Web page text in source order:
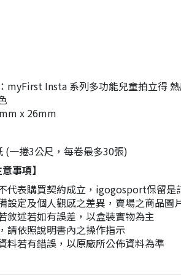
myFirst Insta 系列多功能兒童拍立得
x 26mm
(一捲3公尺，每卷最多30張)
事項】
代表購買契約成立，igogosport保留是
設定及個人觀感之差異，賣場之商品圖
敘述若如有誤差，以盒裝實物為主
請依照說明書內之操作指示
料若有錯誤，以原廠所公佈資料為準